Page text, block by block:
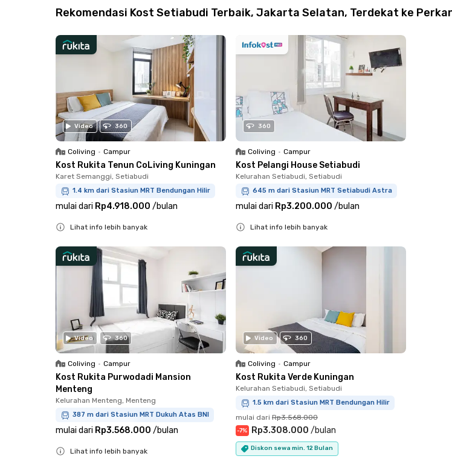
Rekomendasi Kost Setiabudi Terbaik, Jakarta Selatan, Terdekat ke
Video 360
Coliving • Campur
Kost Rukita Tenun CoLiving Kuningan
Karet Semanggi, Setiabudi
1.4 km dari Stasiun MRT Bendungan Hilir
mulai dari Rp4.918.000 /bulan
Lihat info lebih banyak
360
Coliving • Campur
Kost Pelangi House Setiabudi
Kelurahan Setiabudi, Setiabudi
645 m dari Stasiun MRT Setiabudi Astra
mulai dari Rp3.200.000 /bulan
Lihat info lebih banyak
Video 360
Coliving • Campur
Kost Rukita Purwodadi Mansion
Menteng
Kelurahan Menteng, Menteng
387 m dari Stasiun MRT Dukuh Atas BNI
mulai dari Rp3.568.000 /bulan
Lihat info lebih banyak
Video 360
Coliving • Campur
Kost Rukita Verde Kuningan
Kelurahan Setiabudi, Setiabudi
1.5 km dari Stasiun MRT Bendungan Hilir
mulai dari Rp3.568.000
-7% Rp3.308.000 /bulan
Diskon sewa min. 12 Bulan